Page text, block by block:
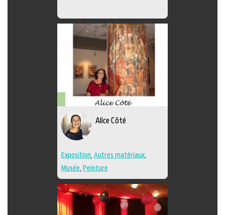
Arts
visuels
Alice Côté
Exposition Autres matériaux
Musée Peinture